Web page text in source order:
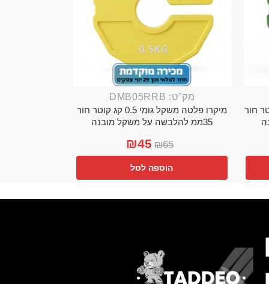
0.25 קג קוטר חור
מק"ט: DMB05RRB
מיקרו פלטה משקל גומי 0.5 קג קוטר חור
35ממ להלבשה על משקל מובנה
₪65
₪45
הוספה לסל